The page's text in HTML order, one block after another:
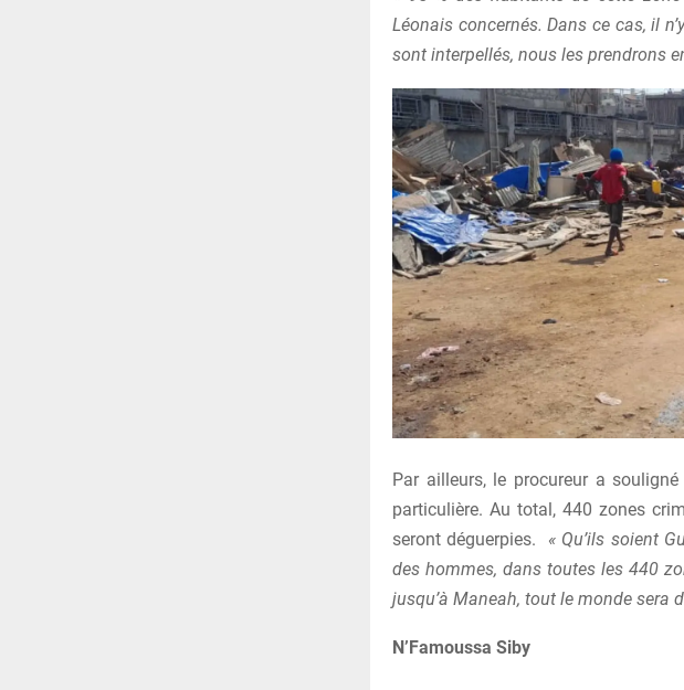
Léonais concernés. Dans ce cas, il
sont interpellés, nous les prendrons
Par ailleurs, le procureur a
particulière. Au total, 440 zones
seront déguerpies. « Qu’ils soient
des hommes, dans toutes les 440
jusqu’à Maneah, tout le monde sera
N’Famoussa Siby